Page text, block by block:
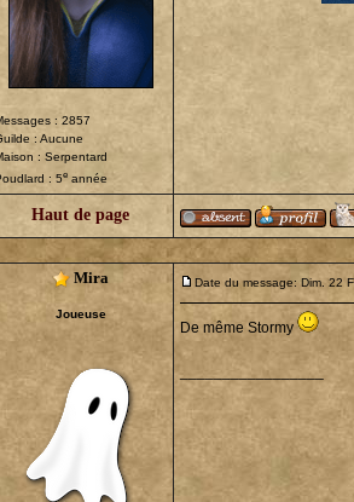
: 2857
: Aucune
: Serpentard
: 5e année
Haut de page
Mira
Joueuse
Date du message: Dim. 22
De même Stormy
_________________